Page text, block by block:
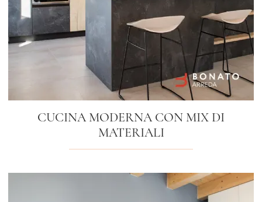
CUCINA MODERNA CON MIX DI
MATERIALI